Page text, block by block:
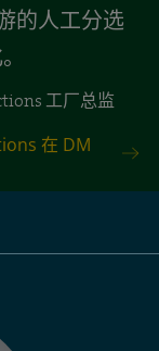
的人工分选
工厂总监
在 DM